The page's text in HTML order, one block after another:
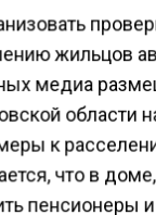
жильцов
медиа
области
к
что в
пенсионеры